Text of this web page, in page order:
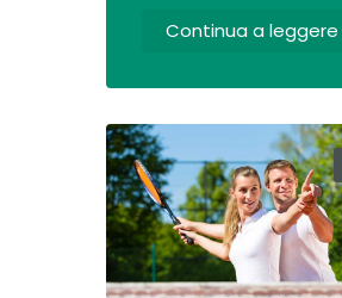
Continua a leggere